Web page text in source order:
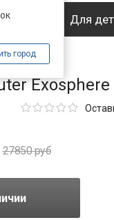
город
Для
Exosphere
27850 руб